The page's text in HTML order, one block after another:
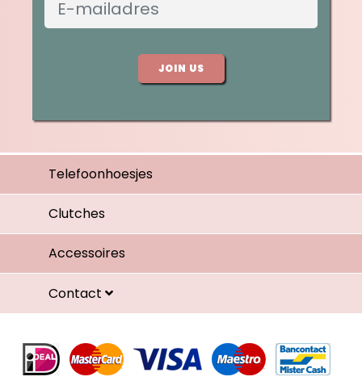
JOIN US
Telefoonhoesjes
Clutches
Accessoires
Contact